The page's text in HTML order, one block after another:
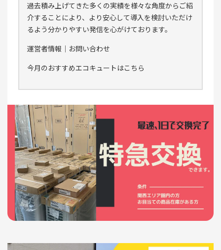
過去積み上げてきた多くの実績を様々な角度からご紹
介することにより、より安心して導入を検討いただけ
るよう分かりやすい発信を心がけております。
運営者情報 ｜ お問い合わせ
今月のおすすめエコキュートはこちら